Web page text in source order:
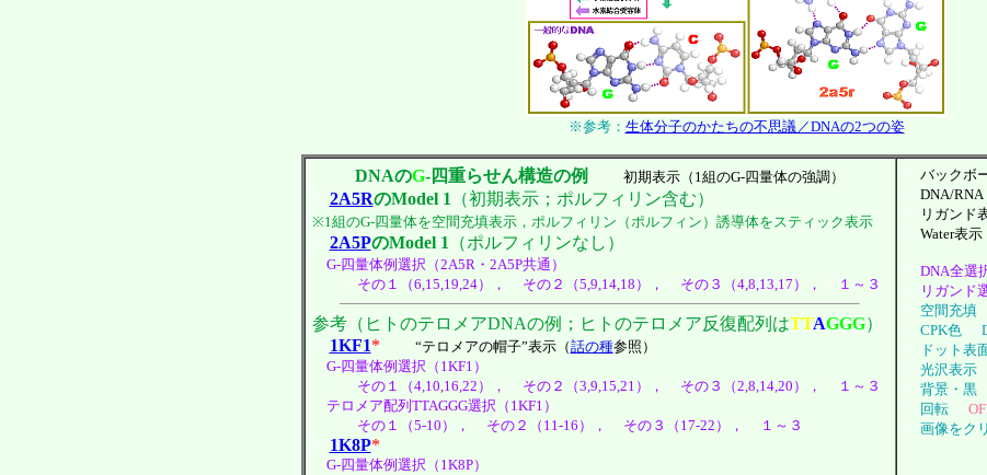
※参考： 生体分子のかたちの不思議／DNAの2つの姿
DNAのG-四重らせん構造の例 初期表示（1組のG-四量体の強調）
2A5RのModel 1 （初期表示；ポルフィリン含む）
※1組のG-四量体を空間充填表示，ポルフィリン（ポルフィン）誘導体をスティック表示
2A5PのModel 1 （ポルフィリンなし）
G-四量体例選択（2A5R・2A5P共通）
その１（6,15,19,24），
その２（5,9,14,18）， その３（4,8,13,17）， １～３
参考（ヒトのテロメアDNAの例；ヒトのテロメア反復配列はTTAGGG）
1KF1* “テロメアの帽子”表示（話の種参照）
G-四量体例選択（1KF1）
その１（4,10,16,22），
その２（3,9,15,21）， その３（2,8,14,20），
１～３
テロメア配列TTAGGG選択（1KF1）
その１（5-10），
その２（11-16）， その３（17-22）， １～３
1K8P*
G-四量体例選択（1K8P）
バックボ
DNA/RNA
リガンド
Water表示
DNA全選
リガンド
空間充填
CPK色
ドット表
光沢表示
背景・黒
回転
画像をク